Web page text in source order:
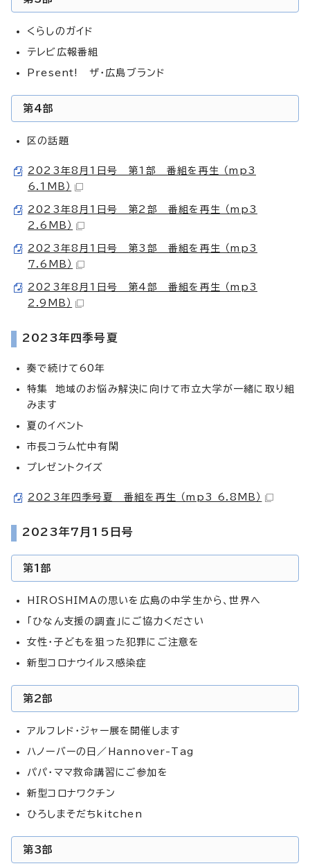
くらしのガイド
テレビ広報番組
Present! ザ・広島ブランド
第4部
区の話題
2023年8月1日号 第1部 番組を再生 （mp3
6.1MB）
2023年8月1日号 第2部 番組を再生 （mp3
2.6MB）
2023年8月1日号 第3部 番組を再生 （mp3
7.6MB）
2023年8月1日号 第4部 番組を再生 （mp3
2.9MB）
2023年四季号夏
奏で続けて60年
特集 地域のお悩み解決に向けて市立大学が一緒に取り組
みます
夏のイベント
市長コラム忙中有閑
プレゼントクイズ
2023年四季号夏 番組を再生 （mp3 6.8MB）
2023年7月15日号
第1部
HIROSHIMAの思いを広島の中学生から、世界へ
「ひなん支援の調査」にご協力ください
女性・子どもを狙った犯罪にご注意を
新型コロナウイルス感染症
第2部
アルフレド・ジャー展を開催します
ハノーバーの日／Hannover-Tag
パパ・ママ救命講習にご参加を
新型コロナワクチン
ひろしまそだちkitchen
第3部